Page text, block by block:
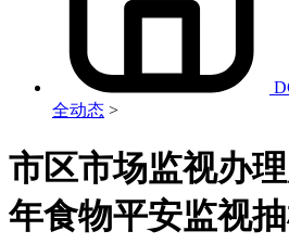
全动态 >
市区市场监视办
年食物平安监视